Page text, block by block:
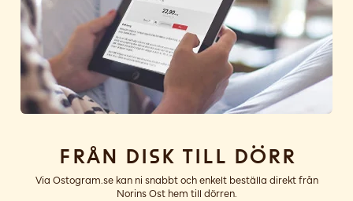
Från disk till dörr
Via Ostogram.se kan ni snabbt och enkelt beställa direkt från
Norins Ost hem till dörren.